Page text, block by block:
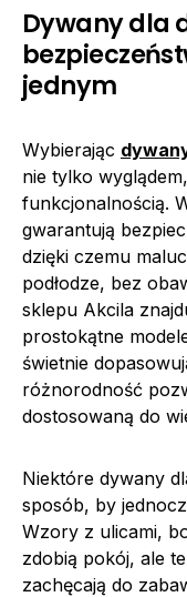
Dywany dla
jednym
Wybierając
nie tylko
funkcjonalnością.
gwarantują
dzięki czemu
podłodze, bez
sklepu Akcila
prostokątne
świetnie
różnorodność
dostosowaną do
Niektóre dywany
sposób, by
Wzory z ulicami,
zdobią pokój, ale
zachęcają do